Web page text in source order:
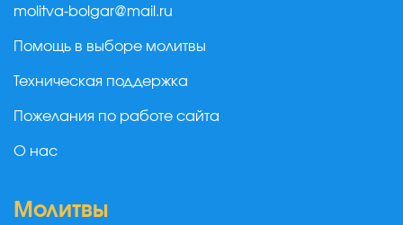
molitva-bolgar@mail.ru
Помощь в выборе молитвы
Техническая поддержка
Пожелания по работе сайта
О нас
Молитвы